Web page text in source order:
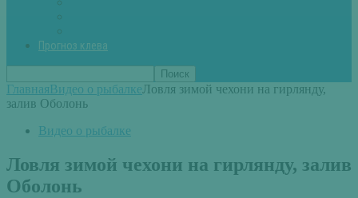
Прогноз клева
ГлавнаяВидео о рыбалкеЛовля зимой чехони на гирлянду,
залив Оболонь
Видео о рыбалке
Ловля зимой чехони на гирлянду, залив
Оболонь